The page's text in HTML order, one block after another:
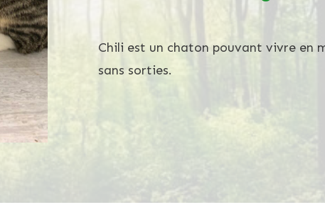
Chili est un chaton pouvant vivre en
sans sorties.